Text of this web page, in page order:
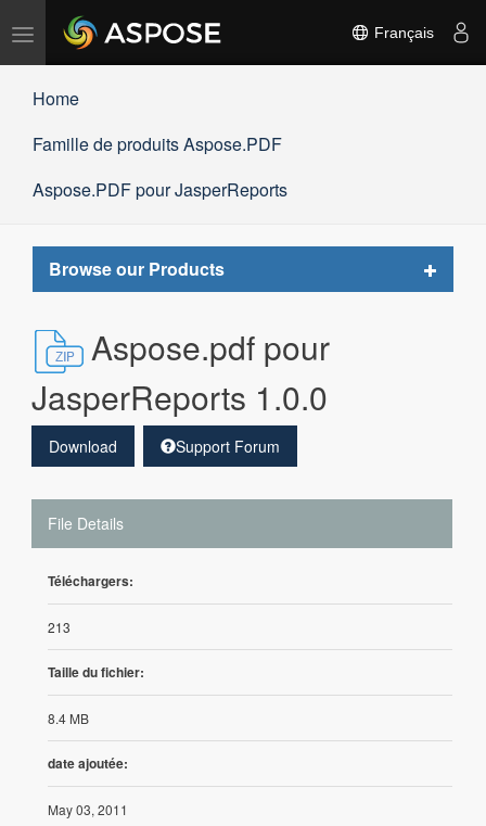
Basculer
Français
Home
Famille de produits Aspose.PDF
Aspose.PDF pour JasperReports
Browse our Products
Toggle
Aspose.pdf pour
JasperReports 1.0.0
Download Support Forum
File Details
Téléchargers:
213
Taille du fichier:
8.4 MB
date ajoutée:
May 03, 2011